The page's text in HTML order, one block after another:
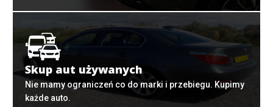
Skup aut używanych
Nie mamy ograniczeń co do marki i przebiegu. Kupimy
każde auto.